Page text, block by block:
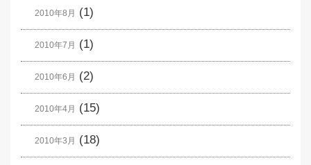
2010年8月 (1)
2010年7月 (1)
2010年6月 (2)
2010年4月 (15)
2010年3月 (18)